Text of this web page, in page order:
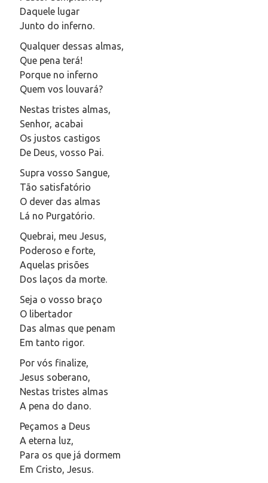
Daquele lugar
Junto do inferno.
Qualquer dessas almas,
Que pena terá!
Porque no inferno
Quem vos louvará?
Nestas tristes almas,
Senhor, acabai
Os justos castigos
De Deus, vosso Pai.
Supra vosso Sangue,
Tão satisfatório
O dever das almas
Lá no Purgatório.
Quebrai, meu Jesus,
Poderoso e forte,
Aquelas prisões
Dos laços da morte.
Seja o vosso braço
O libertador
Das almas que penam
Em tanto rigor.
Por vós finalize,
Jesus soberano,
Nestas tristes almas
A pena do dano.
Peçamos a Deus
A eterna luz,
Para os que já dormem
Em Cristo, Jesus.